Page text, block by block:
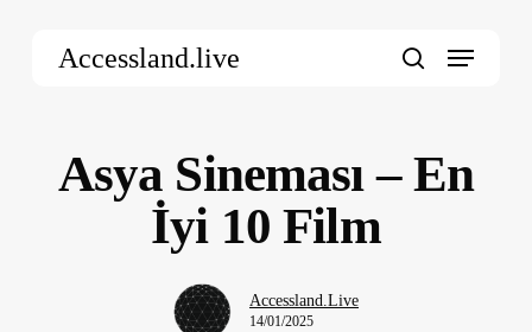
Accessland.live Menu
Asya Sineması – En
İyi 10 Film
Accessland.Live
14/01/2025